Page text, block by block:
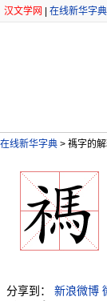
汉文学网 在线新华字典
在线新华字典 > 禡字的
分享到：
新浪微博